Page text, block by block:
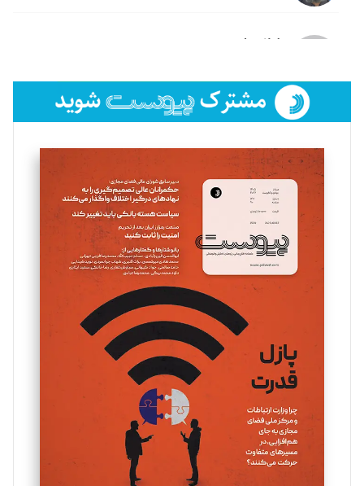
لیلا حنارود
فائزه فتحی رستمی
تحریریه
سروش کرمیان
تحریریه
مینا پاکدل
یسنا امان‌پور
تحریریه
ملینا جعفری
تحریریه